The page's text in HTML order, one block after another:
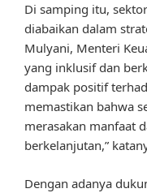
Di samping itu,
diabaikan dalam
Mulyani, Menteri
yang inklusif dan
dampak positif
memastikan bahwa
merasakan manfaat
berkelanjutan,”
Dengan adanya